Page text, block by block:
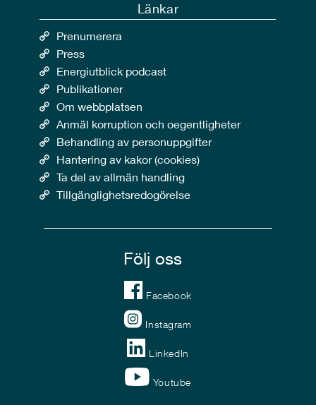
Länkar
Prenumerera
Press
Energiutblick podcast
Publikationer
Om webbplatsen
Anmäl korruption och oegentligheter
Behandling av personuppgifter
Hantering av kakor (cookies)
Ta del av allmän handling
Tillgänglighetsredogörelse
Följ oss
Facebook
Instagram
LinkedIn
Youtube